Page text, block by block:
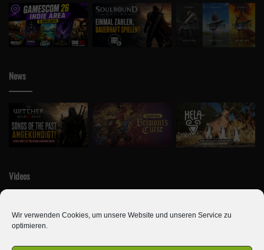
Wir verwenden Cookies, um unsere Website und unseren Service zu
optimieren.
News
Videos